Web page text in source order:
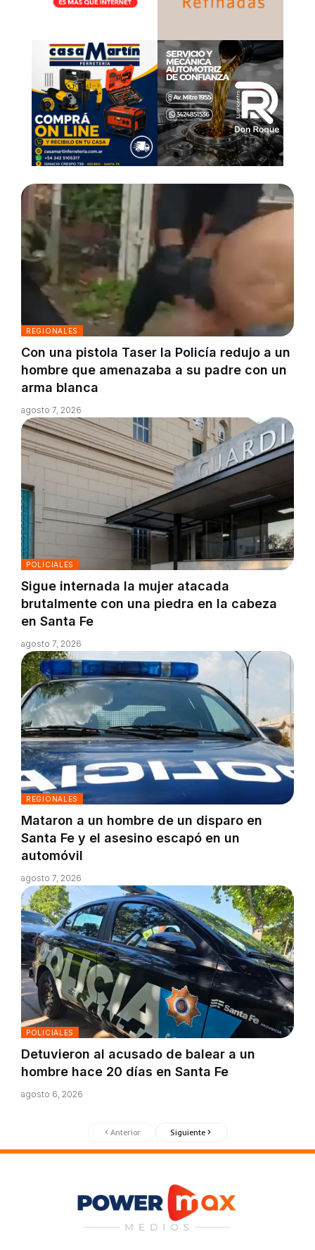
REGIONALES
Con una pistola Taser la Policía redujo a un
hombre que amenazaba a su padre con un
arma blanca
agosto 7, 2026
POLICIALES
Sigue internada la mujer atacada
brutalmente con una piedra en la cabeza
en Santa Fe
agosto 7, 2026
REGIONALES
Mataron a un hombre de un disparo en
Santa Fe y el asesino escapó en un
automóvil
agosto 7, 2026
POLICIALES
Detuvieron al acusado de balear a un
hombre hace 20 días en Santa Fe
agosto 6, 2026
Anterior Siguiente